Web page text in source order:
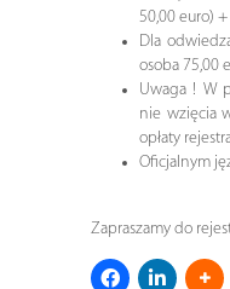
50,00 euro) +
Dla
osoba 75,00
Uwaga ! W
nie wzięcia
opłaty
Oficjalnym
Zapraszamy do